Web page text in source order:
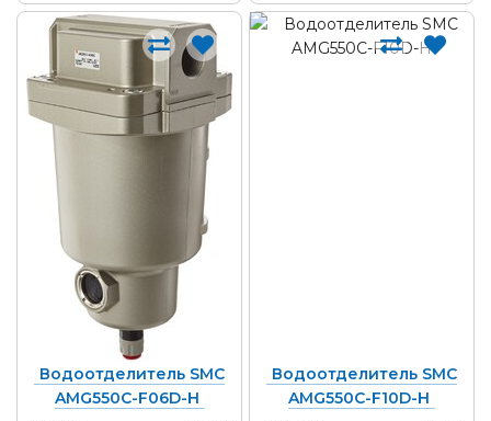
Водоотделитель SMC
AMG550C-F06D-H
Водоотделитель SMC
AMG550C-F10D-H